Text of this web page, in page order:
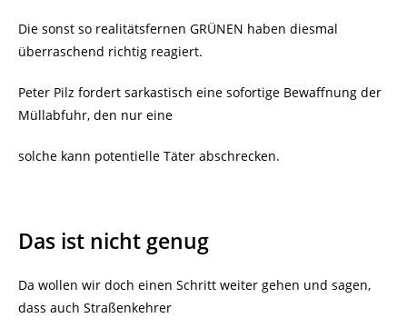
Die sonst so realitätsfernen GRÜNEN haben diesmal
überraschend richtig reagiert.
Peter Pilz fordert sarkastisch eine sofortige Bewaffnung der
Müllabfuhr, den nur eine
solche kann potentielle Täter abschrecken.
Das ist nicht genug
Da wollen wir doch einen Schritt weiter gehen und sagen,
dass auch Straßenkehrer